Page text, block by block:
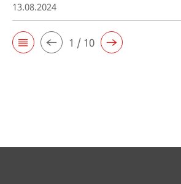
13.08.2024
1 / 10